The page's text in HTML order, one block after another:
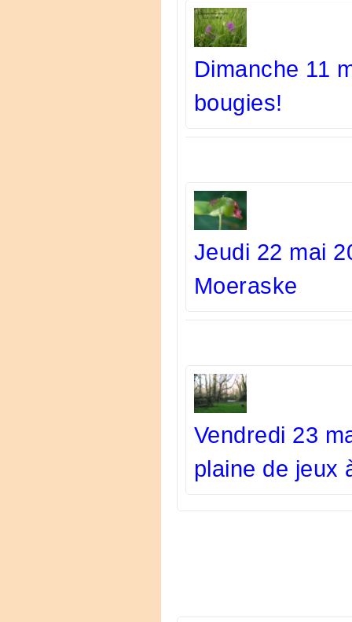
Dimanche 11
bougies!
Jeudi 22 mai
Moeraske
Vendredi 23
plaine de jeux